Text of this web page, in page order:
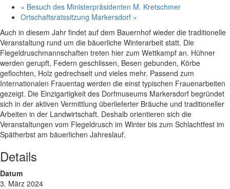
« Besuch des Ministerpräsidenten M. Kretschmer
Ortschaftsratssitzung Markersdorf »
Auch in diesem Jahr findet auf dem Bauernhof wieder die traditionelle
Veranstaltung rund um die bäuerliche Winterarbeit statt. Die
Flegeldruschmannschaften treten hier zum Wettkampf an. Hühner
werden gerupft, Federn geschlissen, Besen gebunden, Körbe
geflochten, Holz gedrechselt und vieles mehr. Passend zum
Internationalen Frauentag werden die einst typischen Frauenarbeiten
gezeigt. Die Einzigartigkeit des Dorfmuseums Markersdorf begründet
sich in der aktiven Vermittlung überlieferter Bräuche und traditioneller
Arbeiten in der Landwirtschaft. Deshalb orientieren sich die
Veranstaltungen vom Flegeldrusch im Winter bis zum Schlachtfest im
Spätherbst am bäuerlichen Jahreslauf.
Details
Datum
3. März 2024